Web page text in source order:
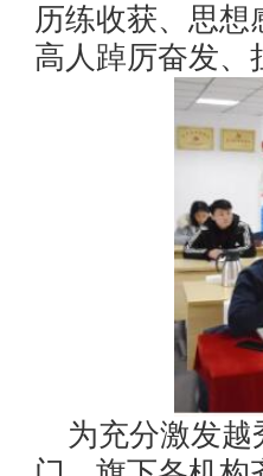
历练收获、思想
高人踔厉奋发、
为充分激发越